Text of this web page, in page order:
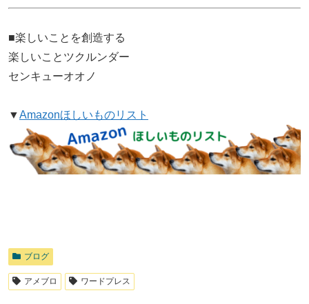
■楽しいことを創造する
楽しいことツクルンダー
センキューオオノ
▼Amazonほしいものリスト
ブログ
アメブロ ワードプレス